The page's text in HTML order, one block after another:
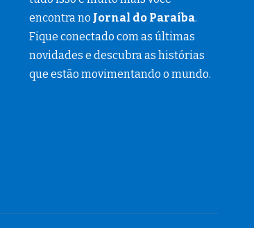
encontra no Jornal do Paraíba.
Fique conectado com as últimas
novidades e descubra as histórias
que estão movimentando o mundo.